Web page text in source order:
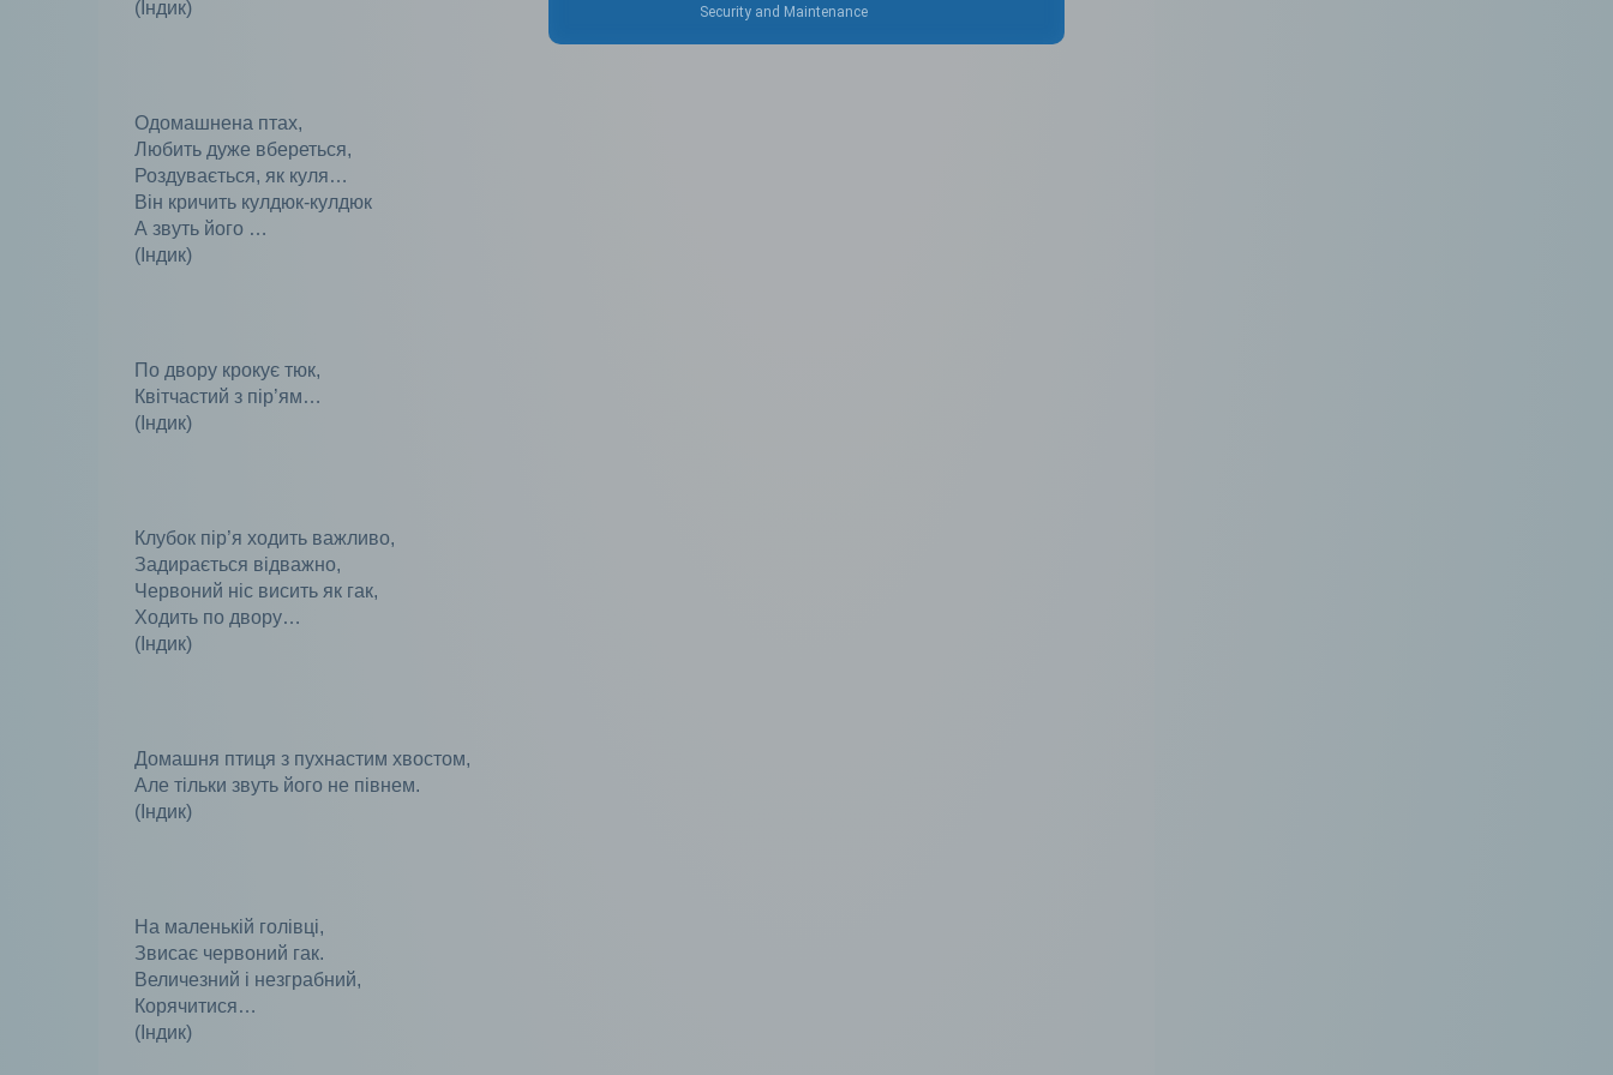
(Індик)
Одомашнена птах,
Любить дуже вбереться,
Роздувається, як куля…
Він кричить кулдюк-кулдюк
А звуть його …
(Індик)
По двору крокує тюк,
Квітчастий з пір’ям…
(Індик)
Клубок пір’я ходить важливо,
Задирається відважно,
Червоний ніс висить як гак,
Ходить по двору…
(Індик)
Домашня птиця з пухнастим хвостом,
Але тільки звуть його не півнем.
(Індик)
На маленькій голівці,
Звисає червоний гак.
Величезний і незграбний,
Корячитися…
(Індик)